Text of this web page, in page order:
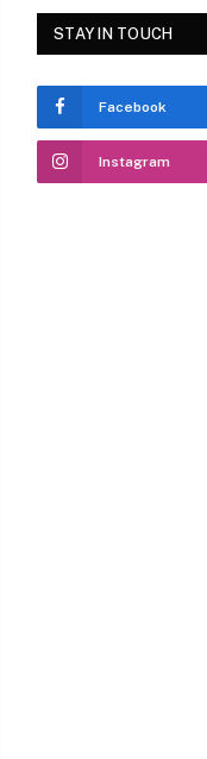
STAY IN TOUCH
Facebook
Instagram